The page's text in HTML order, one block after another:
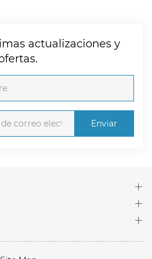
actualizaciones y
Enviar